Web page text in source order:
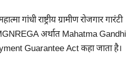
गांधी राष्ट्रीय ग्रामीण रोजगार गारंटी
अर्थात Mahatma Gandhi
Guarantee Act कहा जाता है।